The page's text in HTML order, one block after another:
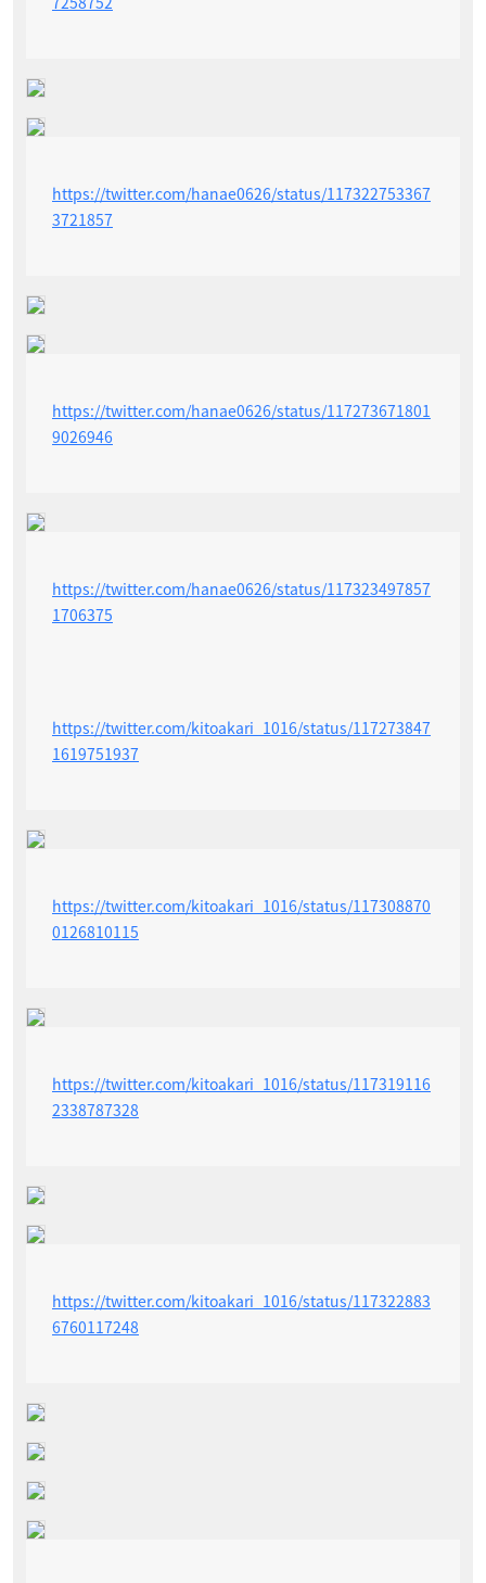
https://twitter.com/hanae0626/status/117322753367
3721857
https://twitter.com/hanae0626/status/117273671801
9026946
https://twitter.com/hanae0626/status/117323497857
1706375
https://twitter.com/kitoakari_1016/status/117273847
1619751937
https://twitter.com/kitoakari_1016/status/117308870
0126810115
https://twitter.com/kitoakari_1016/status/117319116
2338787328
https://twitter.com/kitoakari_1016/status/117322883
6760117248